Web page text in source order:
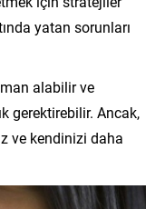
yatan sorunları
alabilir ve
gerektirebilir. Ancak,
ve kendinizi daha